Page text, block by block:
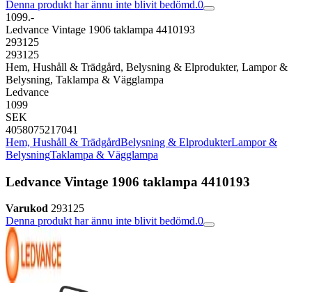
Denna produkt har ännu inte blivit bedömd.0
1099.-
Ledvance Vintage 1906 taklampa 4410193
293125
293125
Hem, Hushåll & Trädgård, Belysning & Elprodukter, Lampor &
Belysning, Taklampa & Vägglampa
Ledvance
1099
SEK
4058075217041
Hem, Hushåll & TrädgårdBelysning & ElprodukterLampor &
BelysningTaklampa & Vägglampa
Ledvance Vintage 1906 taklampa 4410193
Varukod 293125
Denna produkt har ännu inte blivit bedömd.0